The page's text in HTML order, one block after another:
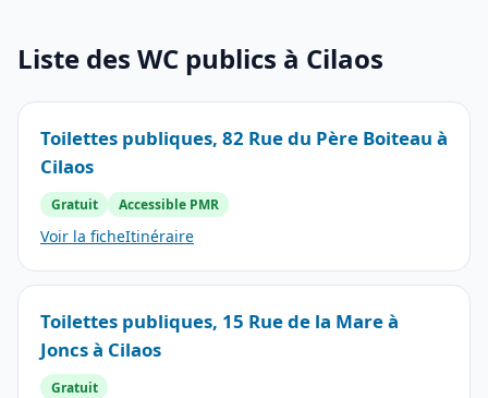
Liste des WC publics à Cilaos
Toilettes publiques, 82 Rue du Père Boiteau à
Cilaos
Gratuit Accessible PMR
Voir la ficheItinéraire
Toilettes publiques, 15 Rue de la Mare à
Joncs à Cilaos
Gratuit